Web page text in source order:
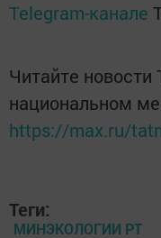
Telegram-канале
Читайте новости
национальном
https://max.ru/
Теги:
МИНЭКОЛОГИИ РТ